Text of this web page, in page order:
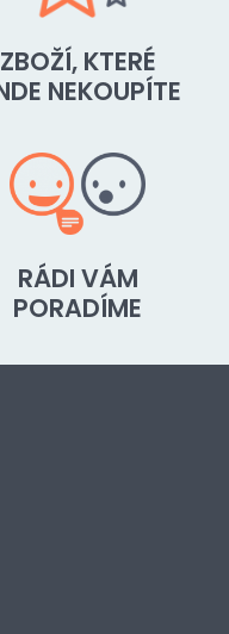
ZBOŽÍ, KTERÉ
NEKOUPÍTE
RÁDI VÁM
PORADÍME